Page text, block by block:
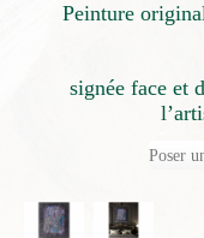
Peinture
signée face et
Poser